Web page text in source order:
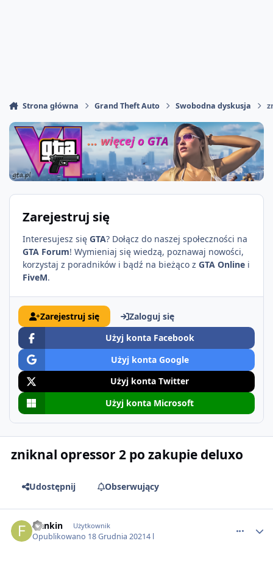
Strona główna Grand Theft Auto Swobodna dyskusja
Zarejestruj się
Interesujesz się GTA? Dołącz do naszej społeczności na
GTA Forum! Wymieniaj się wiedzą, poznawaj nowości,
korzystaj z poradników i bądź na bieżąco z GTA Online i
FiveM.
Zarejestruj się
Zaloguj się
Użyj konta Facebook
Użyj konta Google
Użyj konta Twitter
Użyj konta Microsoft
zniknal opressor 2 po zakupie deluxo
Udostępnij Obserwujący
frankin Użytkownik
Opublikowano 18 Grudnia 20214 l